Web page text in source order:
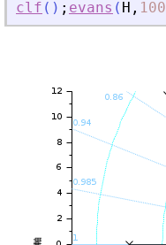
clf ( ) ; evans ( H , 100